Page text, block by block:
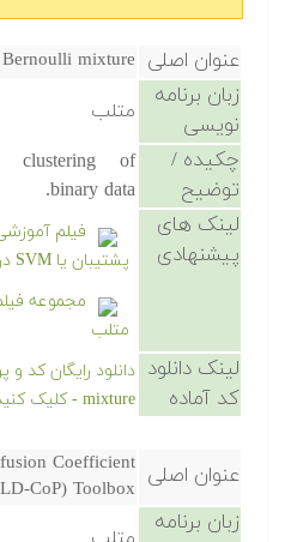
عنوان اصلی mixture
زبان برنامه
نویسی
متلب
چکیده /
توضیح
clustering of
binary data.
لینک های
پیشنهادی
فیلم
پشتیبان یا SVM در متلب
مجموعه
متلب
لینک دانلود
کد آماده
mixture - کلیک کنید.
عنوان اصلی Coefficient
CoP) Toolbox
زبان برنامه